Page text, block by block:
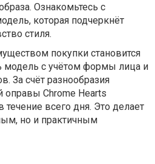
Ознакомьтесь с
которая подчеркнёт
стиля.
покупки становится
модель с учётом формы лица и
За счёт разнообразия
оправы Chrome Hearts
всего дня. Это делает
но и практичным